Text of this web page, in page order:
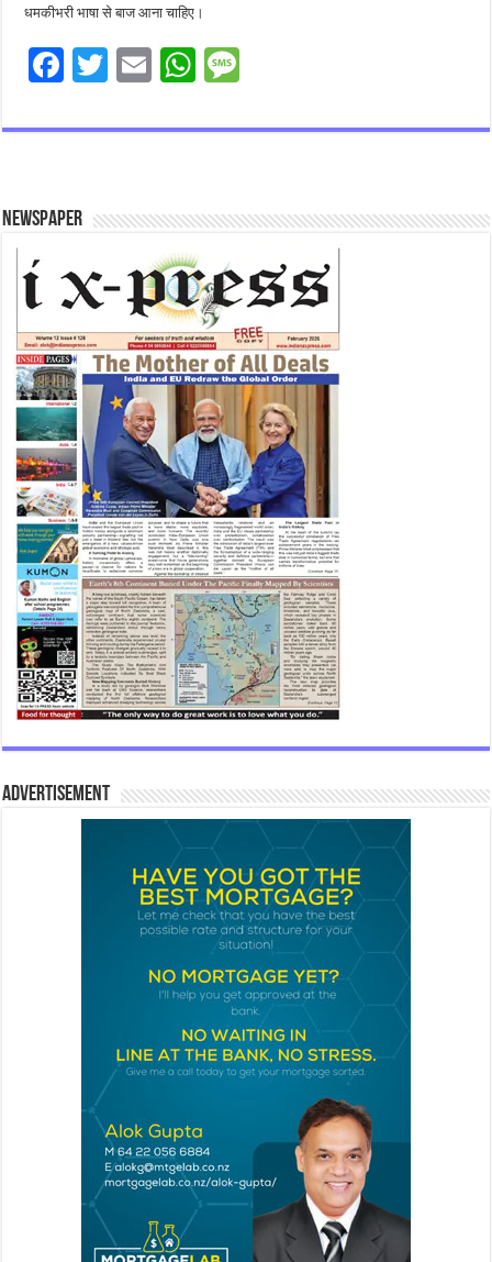
धमकीभरी भाषा से बाज आना चाहिए।
F
e
o
k
T
tt
E
ai
W
at
p
p
sa
e
Newspaper
Advertisement